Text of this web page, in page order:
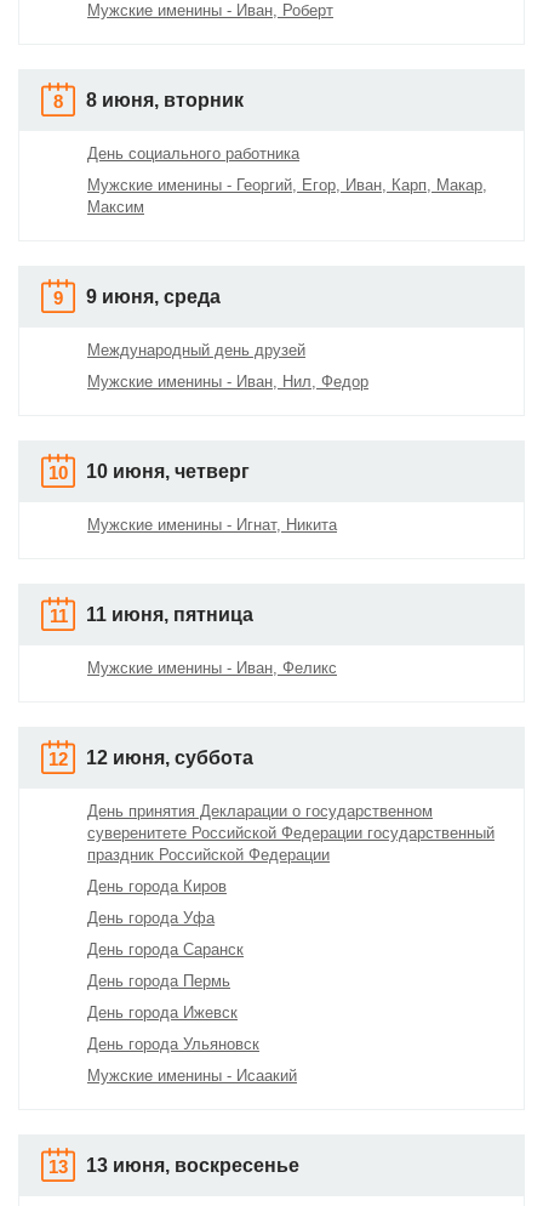
Мужские именины - Иван, Роберт
8 8 июня, вторник
День социального работника
Мужские именины - Георгий, Егор, Иван, Карп, Макар,
Максим
9 9 июня, среда
Международный день друзей
Мужские именины - Иван, Нил, Федор
10 10 июня, четверг
Мужские именины - Игнат, Никита
11 11 июня, пятница
Мужские именины - Иван, Феликс
12 12 июня, суббота
День принятия Декларации о государственном
суверенитете Российской Федерации государственный
праздник Российской Федерации
День города Киров
День города Уфа
День города Саранск
День города Пермь
День города Ижевск
День города Ульяновск
Мужские именины - Исаакий
13 13 июня, воскресенье